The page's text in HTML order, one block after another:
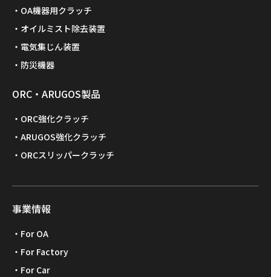
OA機器用クラッチ
オイルミスト除去装置
電気集じん装置
防災機器
ORC・ARUGOS製品
ORC強化クラッチ
ARUGOS強化クラッチ
ORCスリッパークラッチ
事業情報
For OA
For Factory
For Car